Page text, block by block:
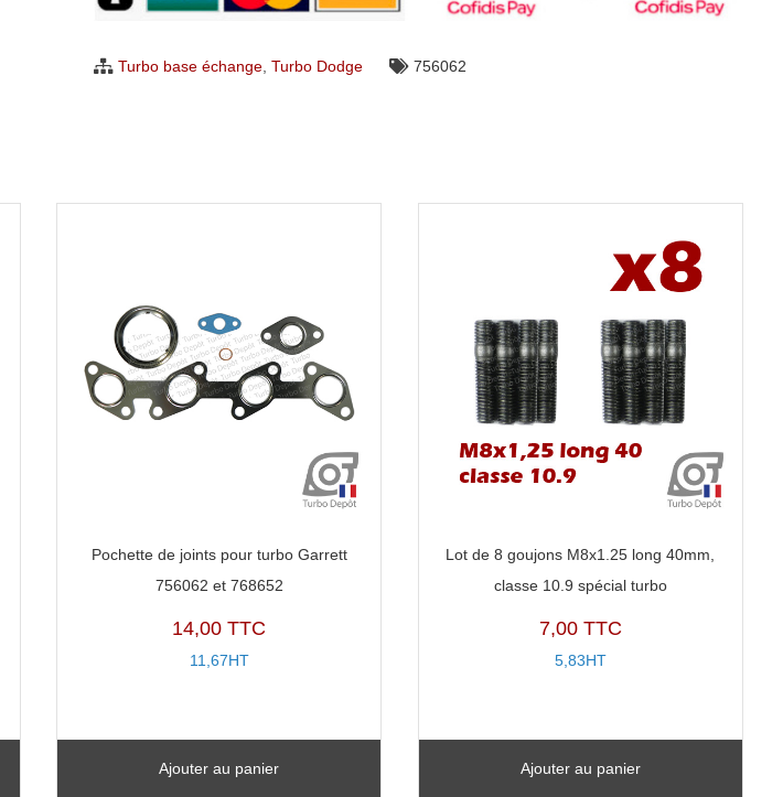
Turbo base échange, Turbo Dodge 756062
Pochette de joints pour turbo Garrett
756062 et 768652
14,00 TTC
11,67HT
Ajouter au panier
Lot de 8 goujons M8x1.25 long 40mm,
classe 10.9 spécial turbo
7,00 TTC
5,83HT
Ajouter au panier